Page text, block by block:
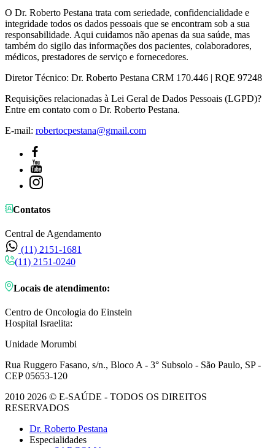
O Dr. Roberto Pestana trata com seriedade, confidencialidade e
integridade todos os dados pessoais que se encontram sob a sua
responsabilidade. Aqui cuidamos não apenas da sua saúde, mas
também do sigilo das informações dos pacientes, colaboradores,
médicos, prestadores de serviço e fornecedores.
Diretor Técnico: Dr. Roberto Pestana CRM 170.446 | RQE 97248
Requisições relacionadas à Lei Geral de Dados Pessoais (LGPD)?
Entre em contato com o Dr. Roberto Pestana.
E-mail: robertocpestana@gmail.com
Contatos
Central de Agendamento
(11) 2151-1681
(11) 2151-0240
Locais de atendimento:
Centro de Oncologia do Einstein
Hospital Israelita:
Unidade Morumbi
Rua Ruggero Fasano, s/n., Bloco A - 3° Subsolo - São Paulo, SP -
CEP 05653-120
2010 2026 © E-SAÚDE - TODOS OS DIREITOS
RESERVADOS
Dr. Roberto Pestana
Especialidades